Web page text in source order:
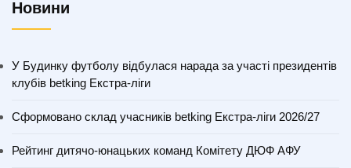
Новини
У Будинку футболу відбулася нарада за участі президентів
клубів betking Екстра-ліги
Сформовано склад учасників betking Екстра-ліги 2026/27
Рейтинг дитячо-юнацьких команд Комітету ДЮФ АФУ